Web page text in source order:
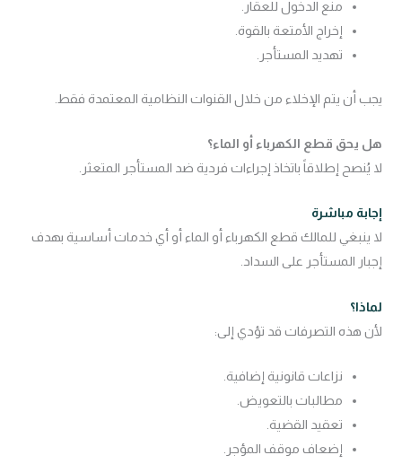
منع الدخول للعقار.
إخراج الأمتعة بالقوة.
تهديد المستأجر.
يجب أن يتم الإخلاء من خلال القنوات النظامية المعتمدة فقط.
هل يحق قطع الكهرباء أو الماء؟
لا يُنصح إطلاقاً باتخاذ إجراءات فردية ضد المستأجر المتعثر.
إجابة مباشرة
لا ينبغي للمالك قطع الكهرباء أو الماء أو أي خدمات أساسية بهدف
إجبار المستأجر على السداد.
لماذا؟
لأن هذه التصرفات قد تؤدي إلى:
نزاعات قانونية إضافية.
مطالبات بالتعويض.
تعقيد القضية.
إضعاف موقف المؤجر.